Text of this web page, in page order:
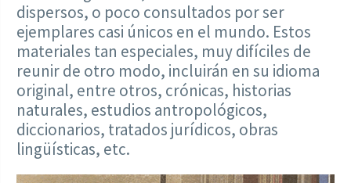
dispersos, o poco consultados por ser
ejemplares casi únicos en el mundo. Estos
materiales tan especiales, muy difíciles de
reunir de otro modo, incluirán en su idioma
original, entre otros, crónicas, historias
naturales, estudios antropológicos,
diccionarios, tratados jurídicos, obras
lingüísticas, etc.